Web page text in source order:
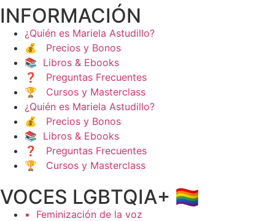
INFORMACIÓN
¿Quién es Mariela Astudillo?
💰 Precios y Bonos
📚 Libros & Ebooks
❓ Preguntas Frecuentes
🏆 Cursos y Masterclass
¿Quién es Mariela Astudillo?
💰 Precios y Bonos
📚 Libros & Ebooks
❓ Preguntas Frecuentes
🏆 Cursos y Masterclass
VOCES LGBTQIA+ 🏳️‍🌈
▪️ Feminización de la voz